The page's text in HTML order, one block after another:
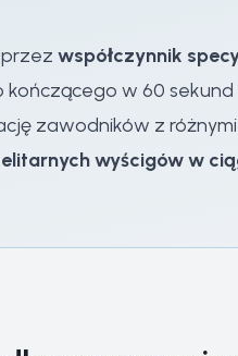
współczynnik
w 60
zawodników z
wyścigów w